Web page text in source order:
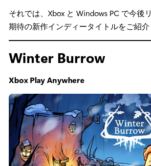
それでは、Xbox と Windows PC で今後
期待の新作インディータイトルをご紹介
Winter Burrow
Xbox Play Anywhere